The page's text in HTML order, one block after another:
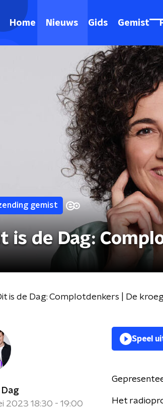
Home Nieuws Gids Gemist
gemist
is de Dag:
is de Dag: Complotdenkers | De
Dag
2023 18:30 - 19:00
Speel
Het